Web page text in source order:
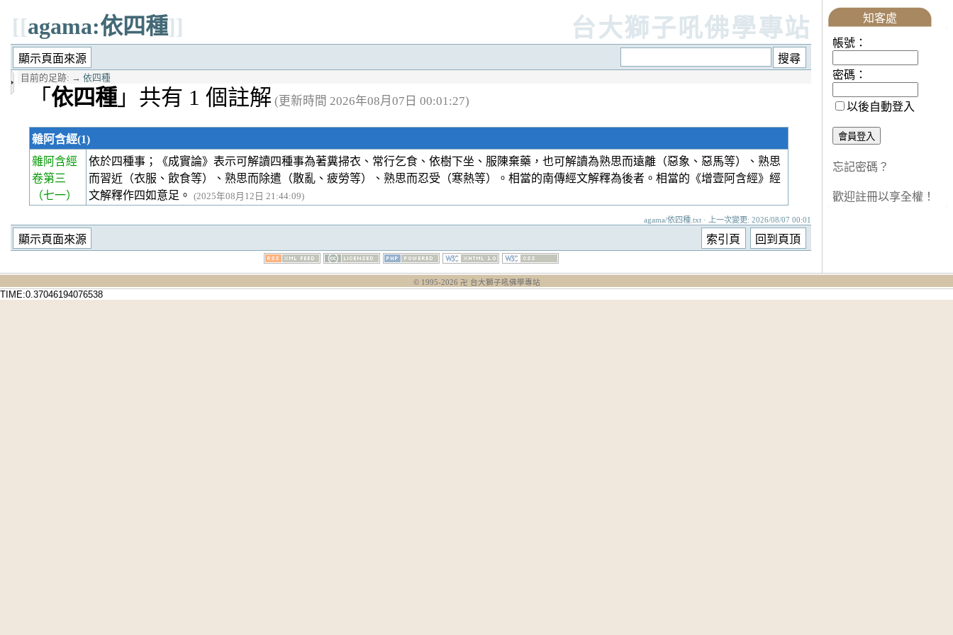
[[agama:依四種]] 台大獅子吼佛學專站
目前的足跡: → 依四種
「 依四種」共有 1 個註解 (更新時間 2026年08月07日 00:01:27)
雜阿含經(1)
雜阿含經
卷第三
（七一）
依於四種事；《成實論》表示可解讀四種事為著糞掃衣、常行乞食、依樹下坐、服陳棄藥，也可解讀為熟思而遠離（惡象、惡馬等）、熟思
而習近（衣服、飲食等）、熟思而除遣（散亂、疲勞等）、熟思而忍受（寒熱等）。相當的南傳經文解釋為後者。相當的《增壹阿含經》經
文解釋作四如意足。
(2025年08月12日 21:44:09)
agama/依四種.txt · 上一次變更: 2026/08/07 00:01
知客處
帳號：
密碼：
以後自動登入
忘記密碼？
歡迎註冊以享全權！
© 1995-2026 卍 台大獅子吼佛學專站
TIME:0.37046194076538